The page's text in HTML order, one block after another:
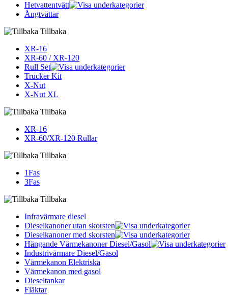
Hetvattentvätt
Ångtvättar
Tillbaka
XR-16
XR-60 / XR-120
Rull Set
Trucker Kit
X-Nut
X-Nut XL
Tillbaka
XR-16
XR-60/XR-120 Rullar
Tillbaka
1Fas
3Fas
Tillbaka
Infravärmare diesel
Dieselkanoner utan skorsten
Dieselkanoner med skorsten
Hängande Värmekanoner Diesel/Gasol
Industrivärmare Diesel/Gasol
Värmekanon Elektriska
Värmekanon med gasol
Dieseltankar
Fläktar